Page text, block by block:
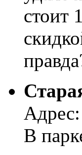
стоит
В